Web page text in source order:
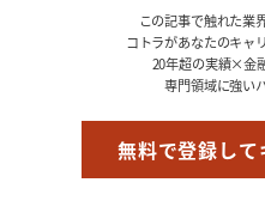
この記事で触れた業
コトラがあなたのキャ
20年超の実績×金
専門領域に強い
無料で登録して